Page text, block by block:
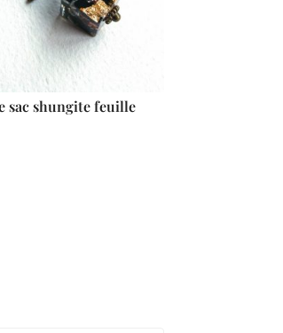
sac shungite feuille